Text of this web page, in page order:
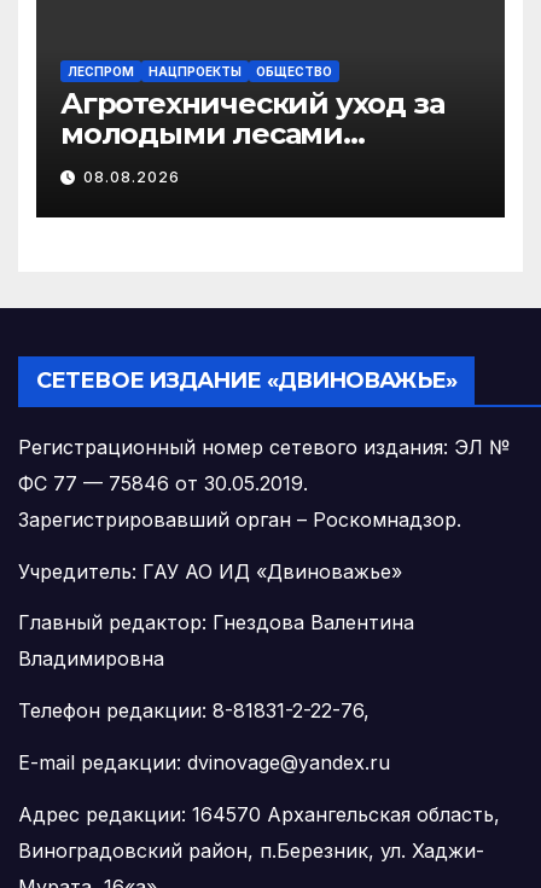
ЛЕСПРОМ НАЦПРОЕКТЫ ОБЩЕСТВО
Агротехнический уход за
молодыми лесами
Поморья провели на
площади более 18 тысяч
гектаров
08.08.2026
СЕТЕВОЕ ИЗДАНИЕ «ДВИНОВАЖЬЕ»
Регистрационный номер сетевого издания: ЭЛ №
ФС 77 — 75846 от 30.05.2019.
Зарегистрировавший орган – Роскомнадзор.
Учредитель: ГАУ АО ИД «Двиноважье»
Главный редактор: Гнездова Валентина
Владимировна
Телефон редакции: 8-81831-2-22-76,
E-mail редакции: dvinovage@yandex.ru
Адрес редакции: 164570 Архангельская область,
Виноградовский район, п.Березник, ул. Хаджи-